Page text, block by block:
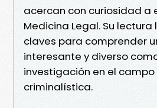
acercan con curiosidad a
Medicina Legal. Su
claves para comprender
interesante y diverso
investigación en el
criminalística.